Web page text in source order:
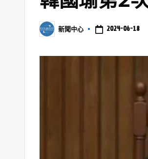
新聞中心 2024-06-18